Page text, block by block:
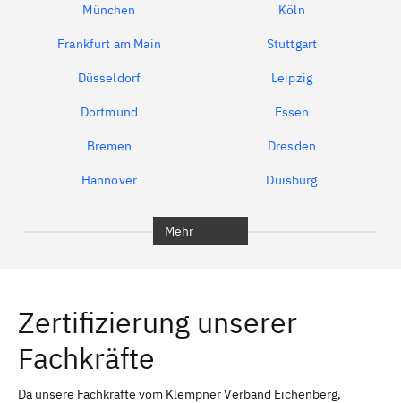
München Köln
Frankfurt am Main Stuttgart
Düsseldorf Leipzig
Dortmund Essen
Bremen Dresden
Hannover Duisburg
Erlangen Bamberg
Bayreuth
Mehr
Zertifizierung unserer
Fachkräfte
Da unsere Fachkräfte vom Klempner Verband Eichenberg,